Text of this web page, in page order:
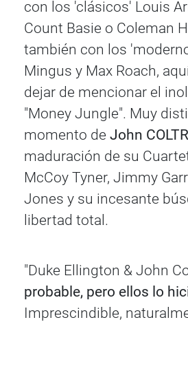
con los 'clásicos' Louis
Count Basie o Coleman
también con los
Mingus y Max Roach,
dejar de mencionar el
"Money Jungle". Muy
momento deJohn
maduración de su
McCoy Tyner, Jimmy
Jones y su incesante
libertad total.
"Duke Ellington & John
probable, pero ellos lo
Imprescindible,